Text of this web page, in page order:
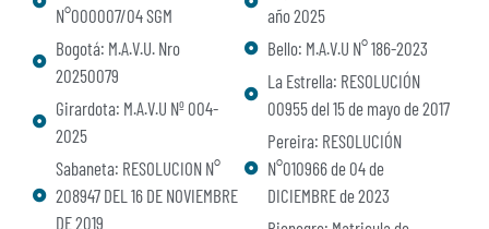
N°000007/04 SGM
Bogotá: M.A.V.U. Nro
20250079
Girardota: M.A.V.U Nº 004-
2025
Sabaneta: RESOLUCION N°
208947 DEL 16 DE NOVIEMBRE
DE 2019
año 2025
Bello: M.A.V.U N° 186-2023
La Estrella: RESOLUCIÓN
00955 del 15 de mayo de 2017
Pereira: RESOLUCIÓN
N°010966 de 04 de
DICIEMBRE de 2023